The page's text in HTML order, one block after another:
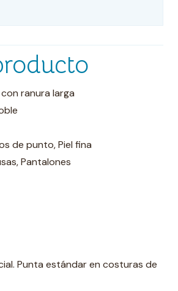
ranura larga
de punto, Piel fina
Pantalones
Punta estándar en costuras de